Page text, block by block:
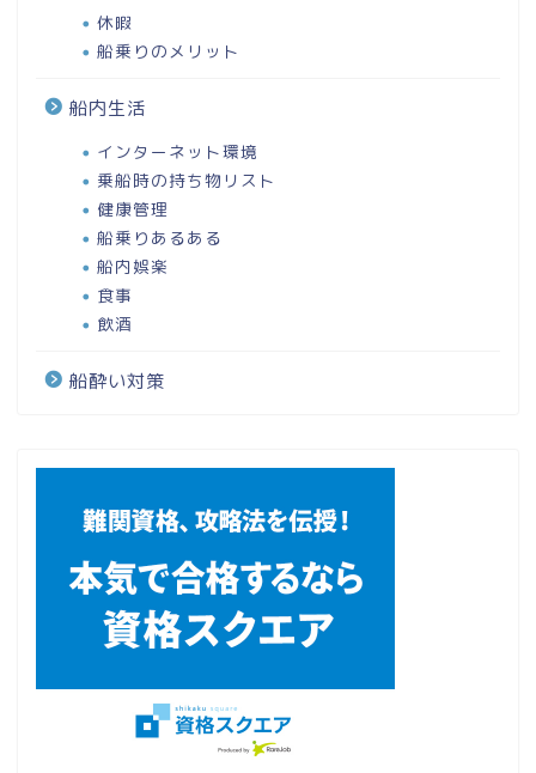
休暇
船乗りのメリット
船内生活
インターネット環境
乗船時の持ち物リスト
健康管理
船乗りあるある
船内娯楽
食事
飲酒
船酔い対策